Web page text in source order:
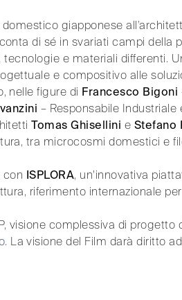
giapponese
di sé in svariati campi della
tecnologie e materiali differenti.
e compositivo alle
nelle figure di Francesco Bigoni
– Responsabile
Tomas Ghisellini e Stefano
tra microcosmi domestici e
con ISPLORA, un'innovativa
riferimento internazionale
visione complessiva di progetto
. La visione del Film darà diritto